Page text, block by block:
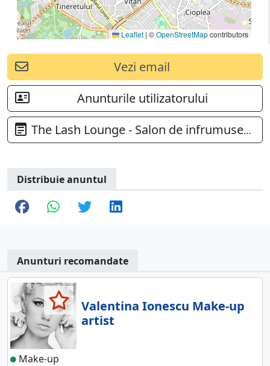
Leaflet |©OpenStreetMapcontributors
Vezi email
Anunturile utilizatorului
The Lash Lounge - Salon de infrumusetare
Distribuie anuntul
Anunturi recomandate
Valentina Ionescu Make-up
artist
Make-up